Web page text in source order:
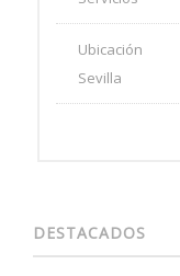
Ubicación
Sevilla
DESTACADOS